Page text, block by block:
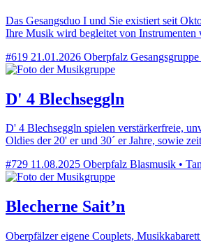
Das Gesangsduo I und Sie existiert seit
Ihre Musik wird begleitet von
#619 21.01.2026 Oberpfalz
D' 4 Blechseggln
D' 4 Blechseggln spielen verstärkerfreie,
Oldies der 20' er und 30´ er Jahre, sowie
#729 11.08.2025 Oberpfalz Blasmusik •
Blecherne Sait’n
Oberpfälzer eigene Couplets,